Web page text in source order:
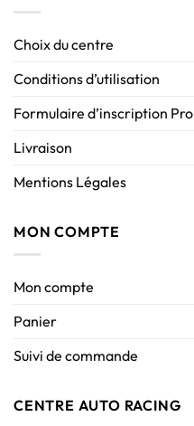
Choix du centre
Conditions d’utilisation
Formulaire d’inscription Pro
Livraison
Mentions Légales
MON COMPTE
Mon compte
Panier
Suivi de commande
CENTRE AUTO RACING